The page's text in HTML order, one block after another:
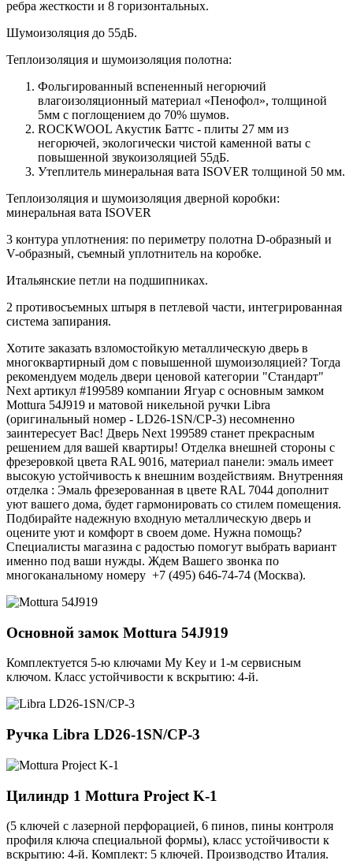
ребра жесткости и 8 горизонтальных.
Шумоизоляция до 55дБ.
Теплоизоляция и шумоизоляция полотна:
Фольгированный вспененный негорючий
влагоизоляционный материал «Пенофол», толщиной
5мм с поглощением до 70% шумов.
ROCKWOOL Акустик Баттс - плиты 27 мм из
негорючей, экологически чистой каменной ваты с
повышенной звукоизоляцией 55дБ.
Утеплитель минеральная вата ISOVER толщиной 50 мм.
Теплоизоляция и шумоизоляция дверной коробки:
минеральная вата ISOVER
3 контура уплотнения: по периметру полотна D-образный и
V-образный, съемный уплотнитель на коробке.
Итальянские петли на подшипниках.
2 противосъемных штыря в петлевой части, интегрированная
система запирания.
Хотите заказать взломостойкую металлическую дверь в
многоквартирный дом с повышенной шумоизоляцией? Тогда
рекомендуем модель двери ценовой категории "Стандарт"
Next артикул #199589 компании Ягуар с основным замком
Mottura 54J919 и матовой никельной ручки Libra
(оригинальный номер - LD26-1SN/CP-3) несомненно
заинтересует Вас! Дверь Next 199589 станет прекрасным
решением для вашей квартиры! Отделка внешней стороны с
фрезеровкой цвета RAL 9016, материал панели: эмаль имеет
высокую устойчивость к внешним воздействиям. Внутренняя
отделка : Эмаль фрезерованная в цвете RAL 7044 дополнит
уют вашего дома, будет гармонировать со стилем помещения.
Подбирайте надежную входную металлическую дверь и
оцените уют и комфорт в своем доме. Нужна помощь?
Специалисты магазина с радостью помогут выбрать вариант
именно под ваши нужды. Ждем Вашего звонка по
многоканальному номеру +7 (495) 646-74-74 (Москва).
Основной замок Mottura 54J919
Комплектуется 5-ю ключами My Key и 1-м сервисным
ключом. Класс устойчивости к вскрытию: 4-й.
Ручка Libra LD26-1SN/CP-3
Цилиндр 1 Mottura Project K-1
(5 ключей с лазерной перфорацией, 6 пинов, пины контроля
профиля ключа специальной формы), класс устойчивости к
вскрытию: 4-й. Комплект: 5 ключей. Производство Италия.